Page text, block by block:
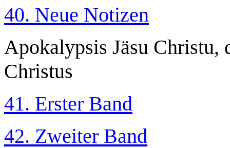
40. Neue Notizen
Apokalypsis Jäsu Christu,
Christus
41. Erster Band
42. Zweiter Band